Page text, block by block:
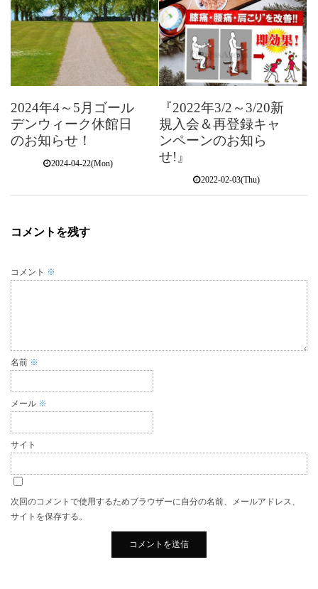
2024年4～5月ゴール
デンウィーク休館日
のお知らせ！
2024-04-22(Mon)
『2022年3/2～3/20新
規入会＆再登録キャ
ンペーンのお知ら
せ!』
2022-02-03(Thu)
コメントを残す
コメント ※
名前 ※
メール ※
サイト
次回のコメントで使用するためブラウザーに自分の名前、メールアドレス、
サイトを保存する。